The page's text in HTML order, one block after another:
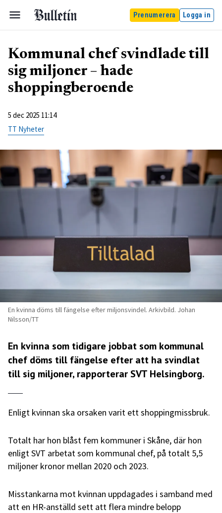
Prenumerera Logga in
Kommunal chef svindlade till
sig miljoner – hade
shoppingberoende
5 dec 2025 11:14
TT Nyheter
En kvinna döms till fängelse efter miljonsvindel. Arkivbild. Johan
Nilsson/TT
En kvinna som tidigare jobbat som kommunal
chef döms till fängelse efter att ha svindlat
till sig miljoner, rapporterar SVT Helsingborg.
Enligt kvinnan ska orsaken varit ett shoppingmissbruk.
Totalt har hon blåst fem kommuner i Skåne, där hon
enligt SVT arbetat som kommunal chef, på totalt 5,5
miljoner kronor mellan 2020 och 2023.
Misstankarna mot kvinnan uppdagades i samband med
att en HR-anställd sett att flera mindre belopp